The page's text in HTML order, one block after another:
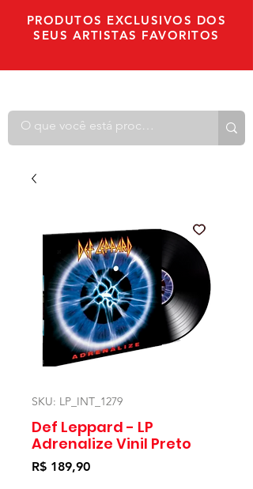
PRODUTOS EXCLUSIVOS DOS
SEUS ARTISTAS FAVORITOS
SKU: LP_INT_1279
Def Leppard - LP
Adrenalize Vinil Preto
R$ 189,90Preço